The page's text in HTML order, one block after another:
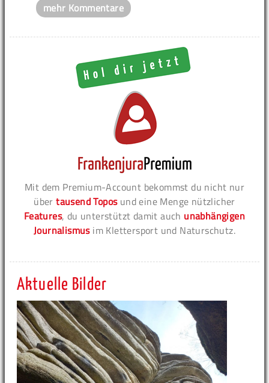
mehr Kommentare
Mit dem Premium-Account bekommst du nicht nur
übertausend Toposund eine Menge nützlicher
Features, du unterstützt damit auch unabhängigen
Journalismusim Klettersport und Naturschutz.
Aktuelle Bilder